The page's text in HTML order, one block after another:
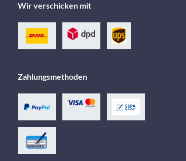
Wir verschicken mit
Zahlungsmethoden